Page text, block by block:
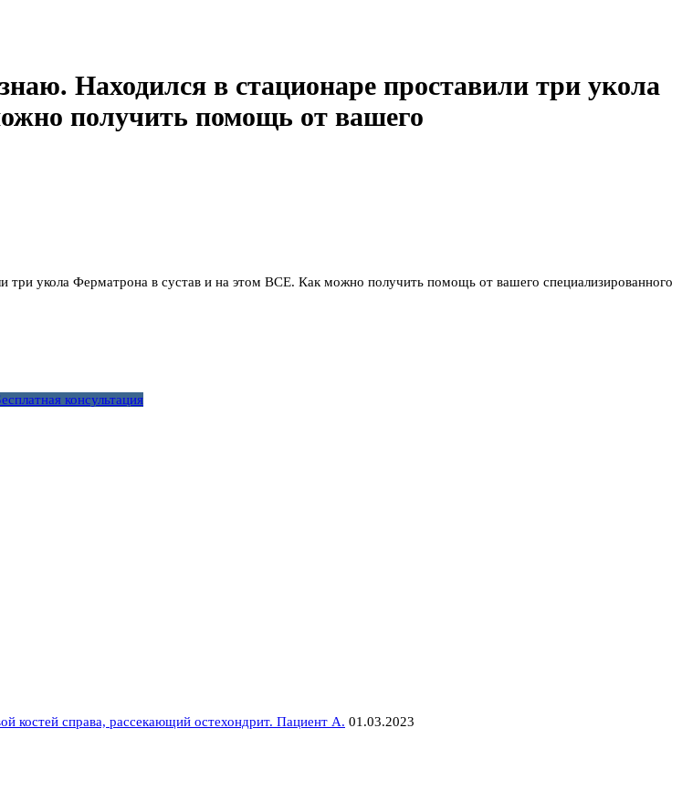
Находился в стационаре проставили три укола
получить помощь от вашего
три укола Ферматрона в сустав и на этом ВСЕ. Как можно получить помощь от вашего специализированного
консультация
костей справа, рассекающий остехондрит. Пациент А. 01.03.2023